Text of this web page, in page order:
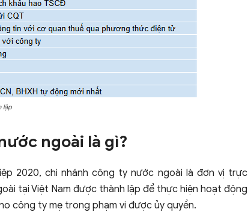
lập
ngoài là gì?
2020, chi nhánh công ty nước ngoài là đơn vị trực
tại Việt Nam được thành lập để thực hiện hoạt động
công ty mẹ trong phạm vi được ủy quyền.